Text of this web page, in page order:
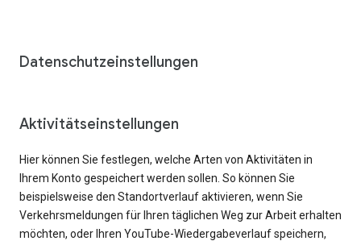
Datenschutzeinstellungen
Aktivitätseinstellungen
Hier können Sie festlegen, welche Arten von Aktivitäten in
Ihrem Konto gespeichert werden sollen. So können Sie
beispielsweise den Standortverlauf aktivieren, wenn Sie
Verkehrsmeldungen für Ihren täglichen Weg zur Arbeit erhalten
möchten, oder Ihren YouTube-Wiedergabeverlauf speichern,